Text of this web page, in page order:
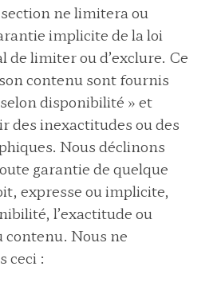
ne limitera ou
implicite de la loi
de limiter ou d’exclure. Ce
contenu sont fournis
selon disponibilité » et
des inexactitudes ou des
Nous déclinons
garantie de quelque
expresse ou implicite,
l’exactitude ou
contenu. Nous ne
ceci :